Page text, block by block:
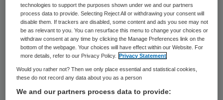
‘Informatiebrieven’ huisartsen
Sanofi Pasteur MSD zou artsen hebben
gevraagd om ‘informatiebrieven’ naar
patiënten te sturen. Dit tegen een
onkostenvergoeding. Voor farmaceuten is
technologies to support the purposes shown under we and our partners
process data to provide. Selecting Reject All or withdrawing your consent will
disable them. If trackers are disabled, some content and ads you see may not
be as relevant to you. You can resurface this menu to change your choices or
withdraw consent at any time by clicking the Manage Preferences link on the
bottom of the webpage. Your choices will have effect within our Website. For
more details, refer to our Privacy Policy.
Privacy Statement
Would you rather not? Then we only place essential and statistical cookies,
these do not record any data about you as a person
We and our partners process data to provide: